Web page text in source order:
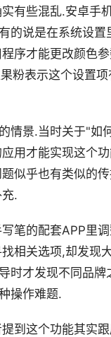
有些混乱.安卓手
的说是在系统设
序才能更改颜色
粉表示这个设置
情景.当时关于"如
用才能实现这个
似乎也有类似
.
笔的配套APP里
相关选项,却发现
时才发现不同品
操作难题.
到这个功能其实